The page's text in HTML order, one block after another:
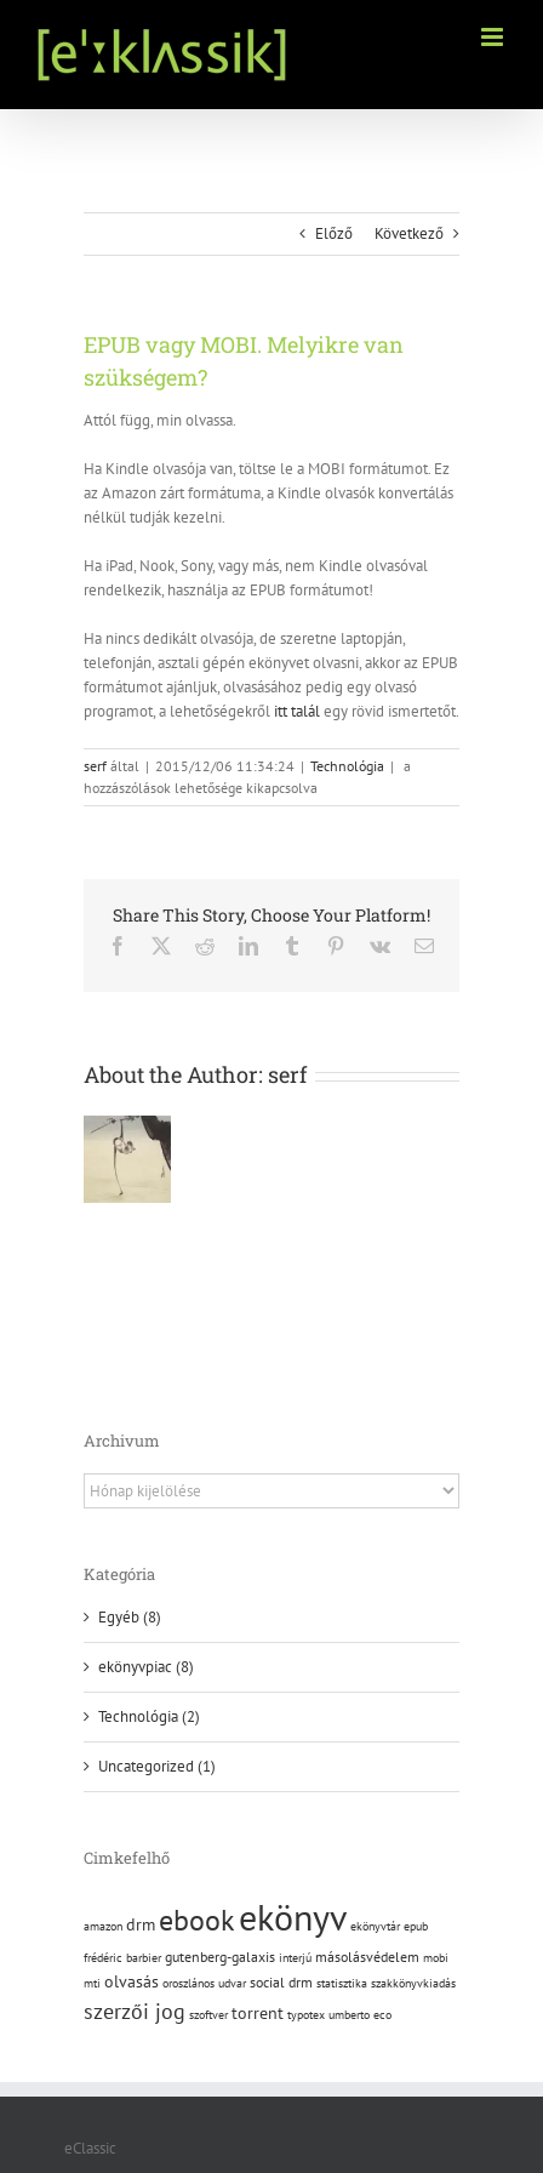
Előző Következő
EPUB vagy MOBI. Melyikre van
szükségem?
Attól függ, min olvassa.
Ha Kindle olvasója van, töltse le a MOBI formátumot. Ez
az Amazon zárt formátuma, a Kindle olvasók konvertálás
nélkül tudják kezelni.
Ha iPad, Nook, Sony, vagy más, nem Kindle olvasóval
rendelkezik, használja az EPUB formátumot!
Ha nincs dedikált olvasója, de szeretne laptopján,
telefonján, asztali gépén ekönyvet olvasni, akkor az EPUB
formátumot ajánljuk, olvasásához pedig egy olvasó
programot, a lehetőségekről itt találegy rövid ismertetőt.
serfáltal | 2015/12/06 11:34:24 | Technológia | EPUB
MOBI.
a
hozzászólások lehetősége kikapcsolva
Share This Story, Choose Your Platform!
Facebook RedditLinkedInTumblr Pinterest
Vk Email:
About the Author: serf
Archivum
Archivum
Kategória
Egyéb (8)
ekönyvpiac (8)
Technológia (2)
Uncategorized (1)
Cimkefelhő
amazon drm ebookekönyv ekönyvtár epub
frédéric barbier gutenberg-galaxis interjú másolásvédelem mobi
mti olvasás oroszlános udvar social drm statisztika szakkönyvkiadás
szerzői jog szoftver torrent typotex umberto eco
eClassic